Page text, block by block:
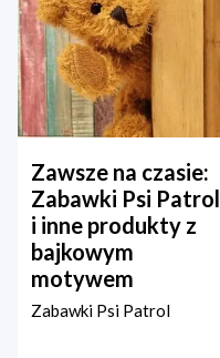
Zawsze na czasie:
Zabawki Psi Patrol
i inne produkty z
bajkowym
motywem
Zabawki Psi Patrol